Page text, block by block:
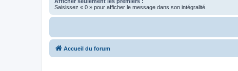
Saisissez « 0 » pour afficher le message dans son intégralité.
Accueil du forum